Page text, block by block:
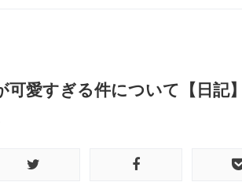
愛すぎる件について【日記】